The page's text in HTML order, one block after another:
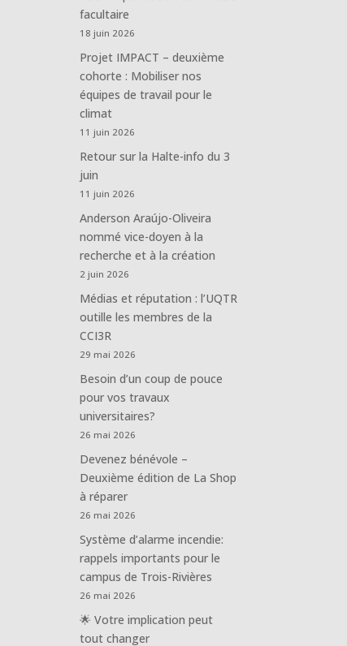
facultaire
18 juin 2026
Projet IMPACT – deuxième
cohorte : Mobiliser nos
équipes de travail pour le
climat
11 juin 2026
Retour sur la Halte-info du 3
juin
11 juin 2026
Anderson Araújo-Oliveira
nommé vice-doyen à la
recherche et à la création
2 juin 2026
Médias et réputation : l’UQTR
outille les membres de la
CCI3R
29 mai 2026
Besoin d’un coup de pouce
pour vos travaux
universitaires?
26 mai 2026
Devenez bénévole –
Deuxième édition de La Shop
à réparer
26 mai 2026
Système d’alarme incendie:
rappels importants pour le
campus de Trois-Rivières
26 mai 2026
🌟 Votre implication peut
tout changer